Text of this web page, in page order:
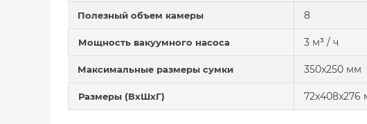
Полезный объем камеры 8
Мощность вакуумного насоса 3 м³ / ч
Максимальные размеры сумки 350x250 мм
Размеры (ВхШхГ) 72x408x276